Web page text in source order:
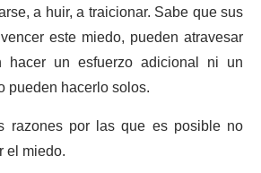
a huir, a traicionar. Sabe que sus
este miedo, pueden atravesar
hacer un esfuerzo adicional ni un
pueden hacerlo solos.
razones por las que es posible no
el miedo.